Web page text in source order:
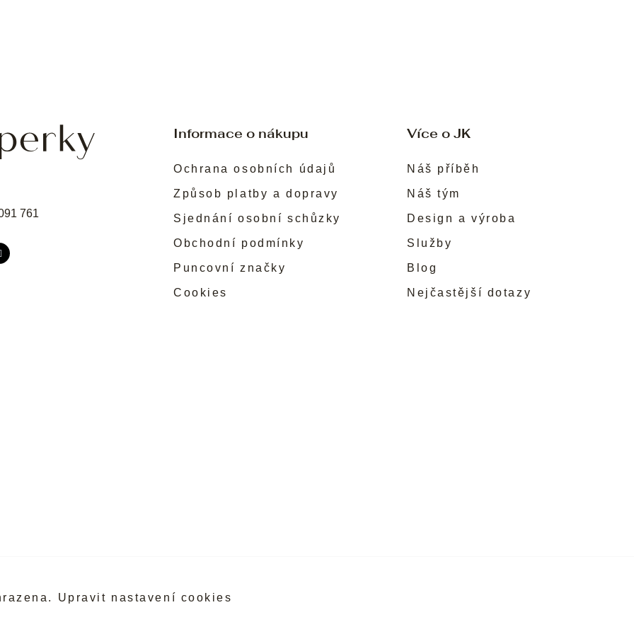
Informace o nákupu
Ochrana osobních údajů
Způsob platby a dopravy
Sjednání osobní schůzky
Obchodní podmínky
Puncovní značky
Cookies
Více o JK
Náš příběh
Náš tým
Design a výroba
Služby
Blog
Nejčastější dotazy
761
Upravit nastavení cookies